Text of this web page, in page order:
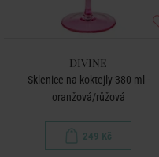
DIVINE
Sklenice na koktejly 380 ml -
oranžová/růžová
249 Kč